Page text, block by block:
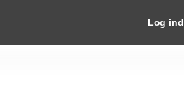
Log ind